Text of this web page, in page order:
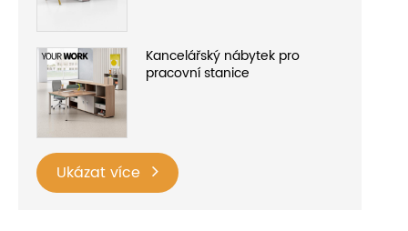
Kancelářský nábytek pro
pracovní stanice
Ukázat více